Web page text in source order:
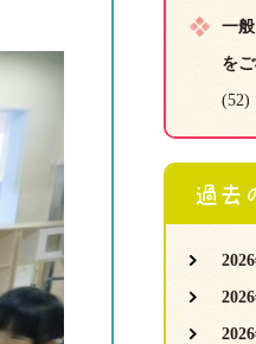
一
を
(52)
過去